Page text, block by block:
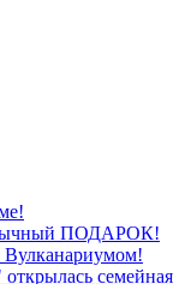
ПОДАРОК!
Вулканариумом!
семейная